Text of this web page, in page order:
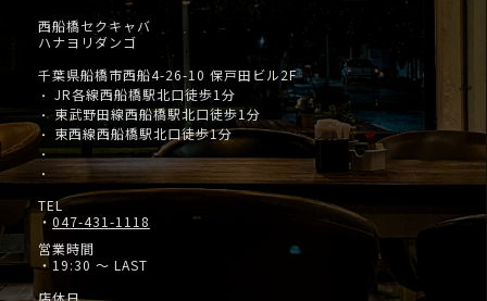
西船橋セクキャバ
ハナヨリダンゴ
千葉県船橋市西船4-26-10 保戸田ビル2F
・ JR各線西船橋駅北口徒歩1分
・東武野田線西船橋駅北口徒歩1分
・ 東西線西船橋駅北口徒歩1分
・
・
TEL
・ 047-431-1118
営業時間
・19:30 ～ LAST
店休日